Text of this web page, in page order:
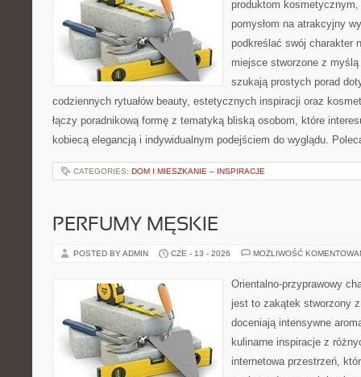
produktom
pomysłom na atrakcyjny
podkreślać swój charakter
miejsce stworzone z
szukają prostych porad
codziennych rytuałów beauty, estetycznych inspiracji oraz
łączy poradnikową formę z tematyką bliską osobom, które
kobiecą elegancją i indywidualnym podejściem do wyglądu.
CATEGORIES: DOM I MIESZKANIE – INSPIRACJE
PERFUMY MĘSKIE
POSTED BY ADMIN CZE - 13 - 2026 MOŻLIWOŚĆ
Orientalno-przyprawowy
jest to zakątek stworzony
doceniają intensywne
kulinarne inspiracje z
internetowa przestrzeń,